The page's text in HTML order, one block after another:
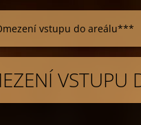
vstupu do areálu***
VSTUPU